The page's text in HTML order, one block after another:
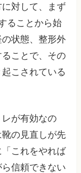
対して、まず
ることから始
状態、整形外
ことで、その
こされている
が有効なの
の見直しが先
これをやれば
信頼できない